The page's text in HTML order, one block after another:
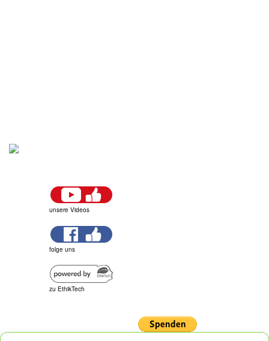
unsere Videos
folge uns
zu EthikTech